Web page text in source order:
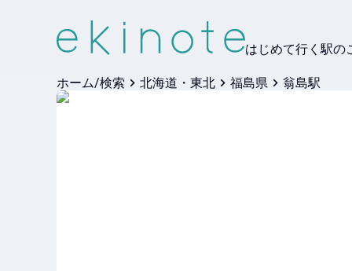
はじめて行く駅の
ホーム/検索 北海道・東北 福島県 翁島駅